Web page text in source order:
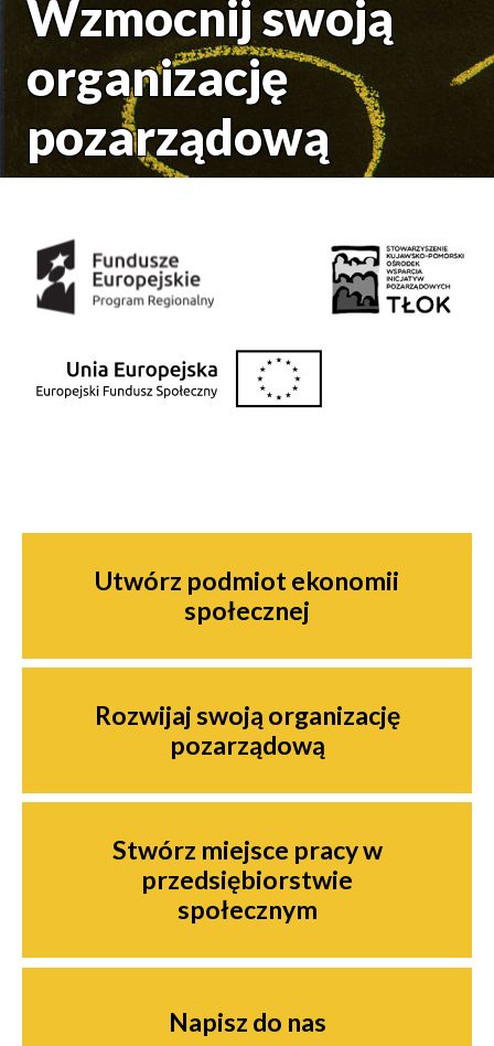
Wzmocnij swoją
organizację
pozarządową
Utwórz podmiot ekonomii
społecznej
Rozwijaj swoją organizację
pozarządową
Stwórz miejsce pracy w
przedsiębiorstwie
społecznym
Napisz do nas